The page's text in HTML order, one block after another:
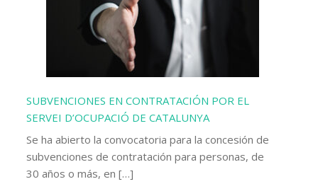
SUBVENCIONES EN CONTRATACIÓN POR EL
SERVEI D’OCUPACIÓ DE CATALUNYA
Se ha abierto la convocatoria para la concesión de
subvenciones de contratación para personas, de
30 años o más, en […]